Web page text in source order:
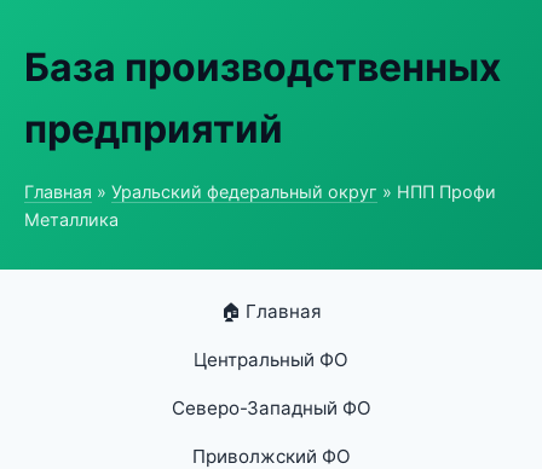
База производственных
предприятий
Главная » Уральский федеральный округ » НПП Профи
Металлика
🏠 Главная
Центральный ФО
Северо-Западный ФО
Приволжский ФО